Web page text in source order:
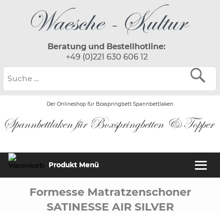
Beratung und Bestellhotline:
+49 (0)221 630 606 12
Der Onlineshop für Boxspringbett Spannbettlaken
Produkt Menü
Formesse Matratzenschoner
SATINESSE AIR SILVER